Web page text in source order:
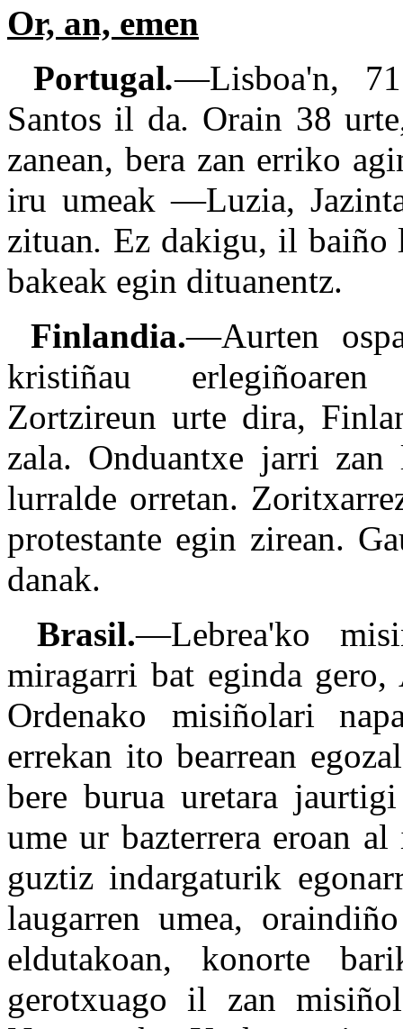
Or, an, emen
Portugal.—Lisboa'n,
Santos il da. Orain 38
zanean, bera zan erriko
iru umeak —Luzia,
zituan. Ez dakigu, il baiño
bakeak egin dituanentz.
Finlandia.—Aurten
kristiñau erlegiñoaren
Zortzireun urte dira,
zala. Onduantxe jarri zan
lurralde orretan.
protestante egin zirean.
danak.
Brasil.—Lebrea'ko
miragarri bat eginda gero,
Ordenako misiñolari
errekan ito bearrean
bere burua uretara
ume ur bazterrera eroan
guztiz indargaturik
laugarren umea,
eldutakoan, konorte
gerotxuago il zan